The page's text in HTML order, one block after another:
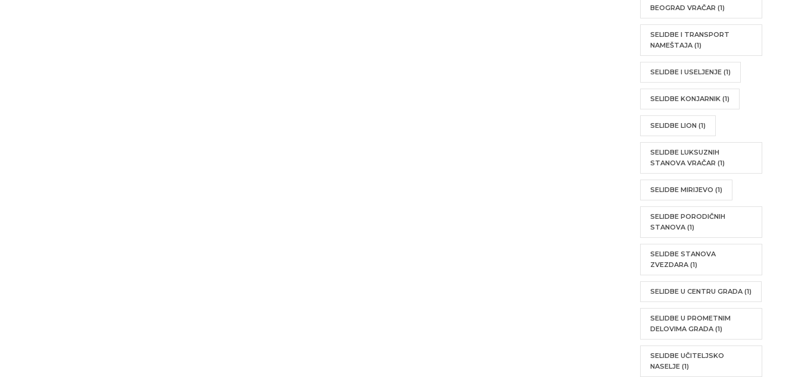
BEOGRAD VRAČAR (1)
SELIDBE I TRANSPORT
NAMEŠTAJA (1)
SELIDBE I USELJENJE (1)
SELIDBE KONJARNIK (1)
SELIDBE LION (1)
SELIDBE LUKSUZNIH
STANOVA VRAČAR (1)
SELIDBE MIRIJEVO (1)
SELIDBE PORODIČNIH
STANOVA (1)
SELIDBE STANOVA
ZVEZDARA (1)
SELIDBE U CENTRU GRADA (1)
SELIDBE U PROMETNIM
DELOVIMA GRADA (1)
SELIDBE UČITELJSKO
NASELJE (1)